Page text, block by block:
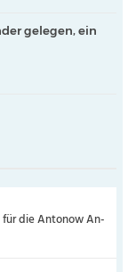
gelegen, ein
für die Antonow An-